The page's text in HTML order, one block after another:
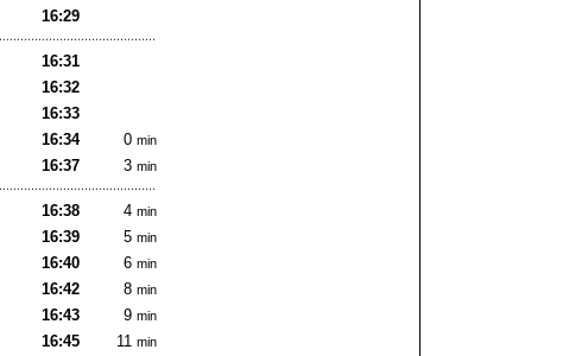
16:29
16:31
16:32
16:33
16:34 0 min
16:37 3 min
16:38 4 min
16:39 5 min
16:40 6 min
16:42 8 min
16:43 9 min
16:45 11 min